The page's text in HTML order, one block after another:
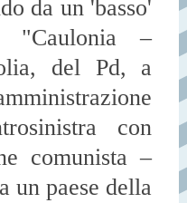
da un 'basso'
–
del Pd, a
con
comunista –
un paese della